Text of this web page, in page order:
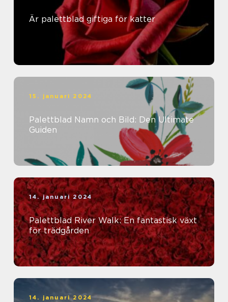
Är palettblad giftiga för katter
15. januari 2024
Palettblad Namn och Bild: Den Ultimate
Guiden
14. januari 2024
Palettblad River Walk: En fantastisk växt
för trädgården
14. januari 2024